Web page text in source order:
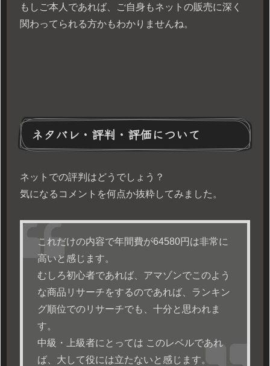
もしご本人であれば、ご自身もネットの販売に深く
関わってられる方かもわかりませんね。
ネタバレ・評判・評価について
ネットでの評判はどうでしょう？
気になるコメントを何点か抜粋してみました。
これだけの内容で年間費が64580円は非常に
高いと感じます。
むしろ初心者であれば、アマゾンでこのよう
な商品リサーチをするのであれば、ランキン
グ順位でのリサーチでも、十分と思われま
す。
中級・上級者にとっては このレベルであれ
ば、大して役には立たないと感じます。